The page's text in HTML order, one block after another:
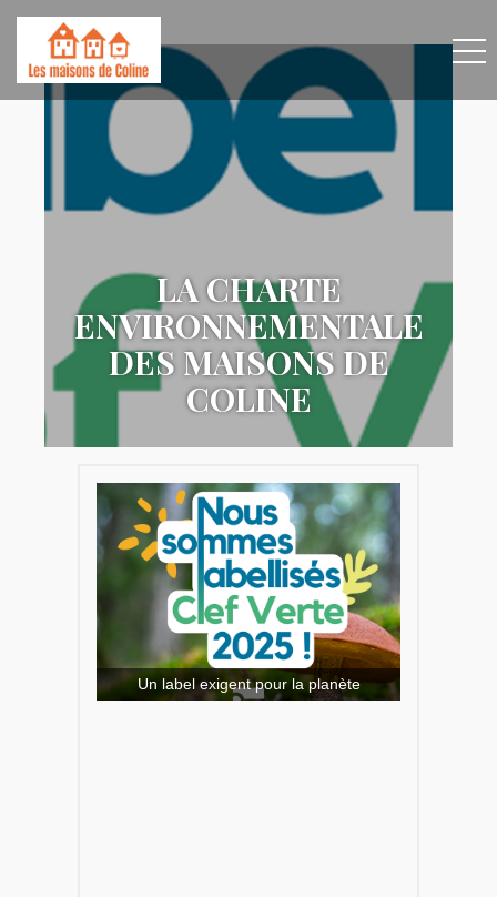
LA CHARTE
ENVIRONNEMENTALE
DES MAISONS DE
COLINE
Un label exigent pour la planète